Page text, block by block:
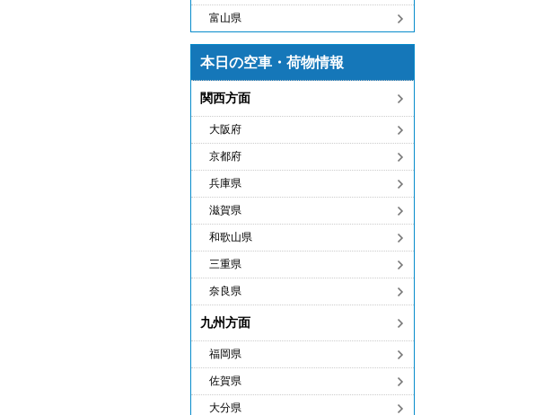
富山県
本日の空車・荷物情報
関西方面
大阪府
京都府
兵庫県
滋賀県
和歌山県
三重県
奈良県
九州方面
福岡県
佐賀県
大分県